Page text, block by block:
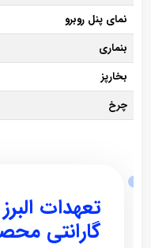
نمای پنل روبرو
بنماری
بخارپز
چرخ
تعهدات
گارانتی